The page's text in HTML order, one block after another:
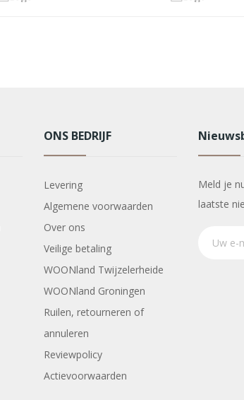
ONS BEDRIJF
Levering
Algemene voorwaarden
Over ons
Veilige betaling
WOONland Twijzelerheide
WOONland Groningen
Ruilen, retourneren of
annuleren
Reviewpolicy
Actievoorwaarden
Meld je
laatste